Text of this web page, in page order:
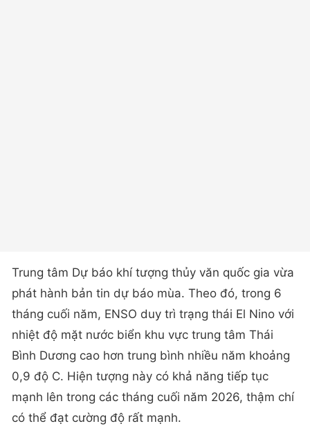
Trung tâm Dự báo khí tượng thủy văn quốc gia vừa
phát hành bản tin dự báo mùa. Theo đó, trong 6
tháng cuối năm, ENSO duy trì trạng thái El Nino với
nhiệt độ mặt nước biển khu vực trung tâm Thái
Bình Dương cao hơn trung bình nhiều năm khoảng
0,9 độ C. Hiện tượng này có khả năng tiếp tục
mạnh lên trong các tháng cuối năm 2026, thậm chí
có thể đạt cường độ rất mạnh.